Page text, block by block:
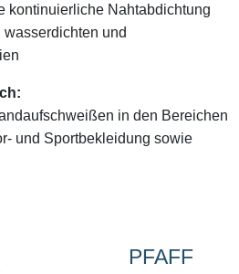
kontinuierliche Nahtabdichtung
und
in den Bereichen
und Sportbekleidung sowie
PFAFF